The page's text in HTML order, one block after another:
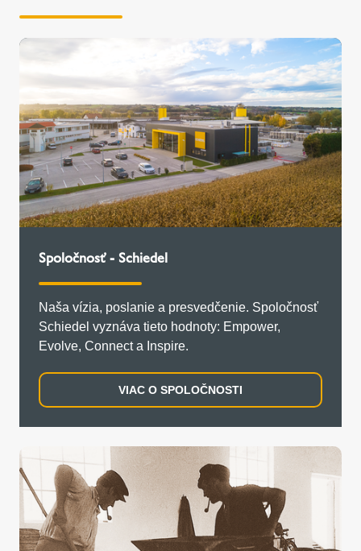
Spoločnosť - Schiedel
Naša vízia, poslanie a presvedčenie. Spoločnosť
Schiedel vyznáva tieto hodnoty: Empower,
Evolve, Connect a Inspire.
VIAC O SPOLOČNOSTI